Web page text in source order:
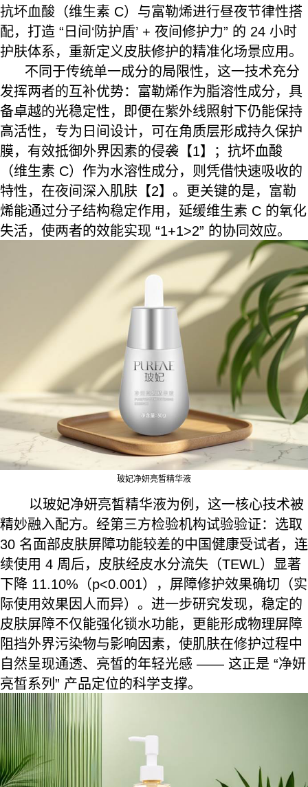
抗坏血酸（维生素 C）与富勒烯进行昼夜节律性搭
配，打造 “日间‘防护盾’ + 夜间修护力” 的 24 小时
护肤体系，重新定义皮肤修护的精准化场景应用。
不同于传统单一成分的局限性，这一技术充分
发挥两者的互补优势：富勒烯作为脂溶性成分，具
备卓越的光稳定性，即便在紫外线照射下仍能保持
高活性，专为日间设计，可在角质层形成持久保护
膜，有效抵御外界因素的侵袭【1】；抗坏血酸
（维生素 C）作为水溶性成分，则凭借快速吸收的
特性，在夜间深入肌肤【2】。更关键的是，富勒
烯能通过分子结构稳定作用，延缓维生素 C 的氧化
失活，使两者的效能实现 “1+1>2” 的协同效应。
玻妃净妍亮皙精华液
以玻妃净妍亮皙精华液为例，这一核心技术被
精妙融入配方。经第三方检验机构试验验证：选取
30 名面部皮肤屏障功能较差的中国健康受试者，连
续使用 4 周后，皮肤经皮水分流失（TEWL）显著
下降 11.10%（p<0.001），屏障修护效果确切（实
际使用效果因人而异）。进一步研究发现，稳定的
皮肤屏障不仅能强化锁水功能，更能形成物理屏障
阻挡外界污染物与影响因素，使肌肤在修护过程中
自然呈现通透、亮皙的年轻光感 —— 这正是 “净妍
亮皙系列” 产品定位的科学支撑。